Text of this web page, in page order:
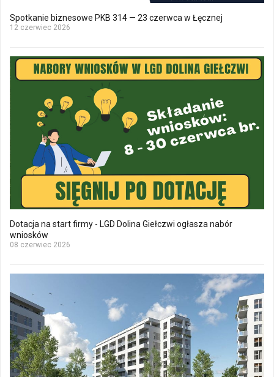
Spotkanie biznesowe PKB 314 — 23 czerwca w Łęcznej
12 czerwiec 2026
Dotacja na start firmy - LGD Dolina Giełczwi ogłasza nabór
wniosków
08 czerwiec 2026